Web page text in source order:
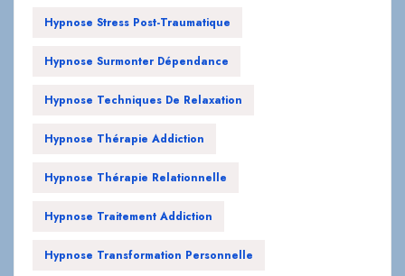
Hypnose Stress Post-Traumatique
Hypnose Surmonter Dépendance
Hypnose Techniques De Relaxation
Hypnose Thérapie Addiction
Hypnose Thérapie Relationnelle
Hypnose Traitement Addiction
Hypnose Transformation Personnelle